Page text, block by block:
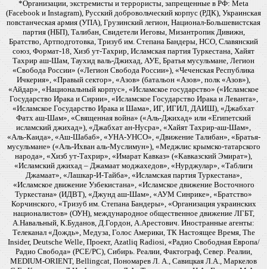
*Организации, экстремисты и террористы, запрещенные в РФ: Meta
(Facebook и Instagram), Русский добровольческий корпус (РДК), Украинская
повстанческая армия (УПА), Грузинский легион, Национал-Большевистская
партия (НБП), Талибан, Свидетели Иеговы, Мизантропик Дивижн,
Братство, Артподготовка, Тризуб им. Степана Бандеры, НСО, Славянский
союз, Формат-18, Хизб ут-Тахрир, Исламская партия Туркестана, Хайят
Тахрир аш-Шам, Таухид валь-Джихад, АУЕ, Братья мусульмане, Легион
«Свобода России» («Легион Свобода России»), «Чеченская Республика
Ичкерия», «Правый сектор», «Азов» (батальон «Азов», полк «Азов»),
«Айдар», «Национальный корпус», «Исламское государство» («Исламское
Государство Ирака и Сирии», «Исламское Государство Ирака и Леванта»,
«Исламское Государство Ирака и Шама», ИГ, ИГИЛ, ДАИШ), «Джабхат
Фатх аш-Шам», «Священная война» («Аль-Джихад» или «Египетский
исламский джихад»), «Джабхат ан-Нусра», «Хайят Тахрир-аш-Шам»,
«Аль-Каида», «Аш-Шабаб», «УНА-УНСО», «Движение Талибан», «Братья-
мусульмане» («Аль-Ихван аль-Муслимун»), «Меджлис крымско-татарского
народа», «Хизб ут-Тахрир», «Имарат Кавказ» («Кавказский Эмират»),
«Исламский джихад – Джамаат моджахедов», «Нурджулар», «Таблиги
Джамаат», «Лашкар-И-Тайба», «Исламская партия Туркестана»,
«Исламское движение Узбекистана», «Исламское движение Восточного
Туркестана» (ИДВТ), «Джунд аш-Шам», «АУМ Синрике», «Братство»
Корчинского, «Тризуб им. Степана Бандеры», «Организация украинских
националистов» (ОУН), международное общественное движение ЛГБТ,
А.Навальный, К.Буданов, Д.Гордон, А.Арестович. Иностранные агенты:
Телеканал «Дождь», Медуза, Голос Америки, ТК Настоящее Время, The
Insider, Deutsche Welle, Проект, Azatliq Radiosi, «Радио Свободная Европа/
Радио Свобода» (PCE/PC), Сибирь. Реалии, Фактограф, Север. Реалии,
MEDIUM-ORIENT, Bellingcat, Пономарев Л. А., Савицкая Л.А., Маркелов